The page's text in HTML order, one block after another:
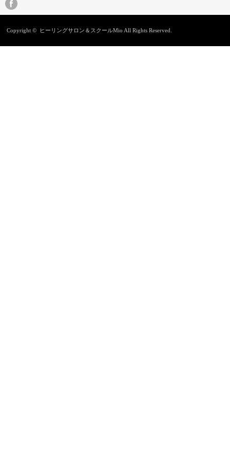
く日に
Copyright © ヒーリングサロン＆スクールMio All Rights Reserved.